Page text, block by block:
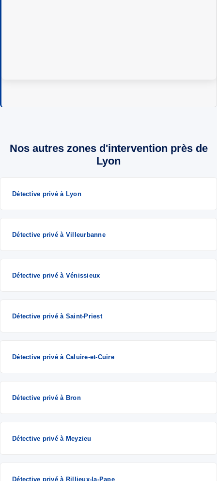
Nos autres zones d'intervention près de
Lyon
Détective privé à Lyon
Détective privé à Villeurbanne
Détective privé à Vénissieux
Détective privé à Saint-Priest
Détective privé à Caluire-et-Cuire
Détective privé à Bron
Détective privé à Meyzieu
Détective privé à Rillieux-la-Pape